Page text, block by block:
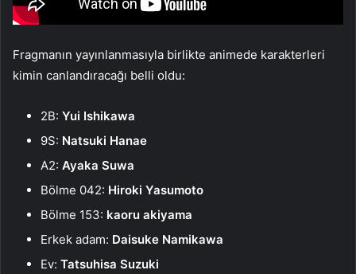
Fragmanın yayınlanmasıyla birlikte animede karakterleri
kimin canlandıracağı belli oldu:
2B: Yui Ishikawa
9S: Natsuki Hanae
A2: Ayaka Suwa
Bölme 042: Hiroki Yasumoto
Bölme 153: kaoru akiyama
Erkek adam: Daisuke Namikawa
Ev: Tatsuhisa Suzuki